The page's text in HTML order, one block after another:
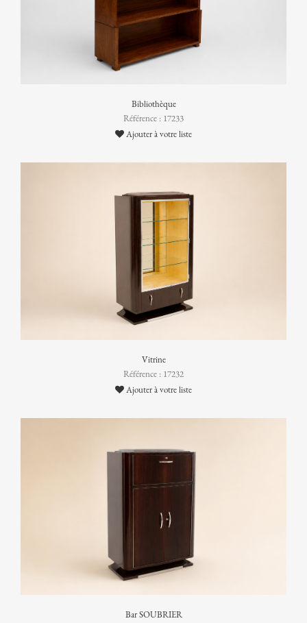
Bibliothèque
Référence : 17233
Ajouter à votre liste
Vitrine
Référence : 17232
Ajouter à votre liste
Bar SOUBRIER